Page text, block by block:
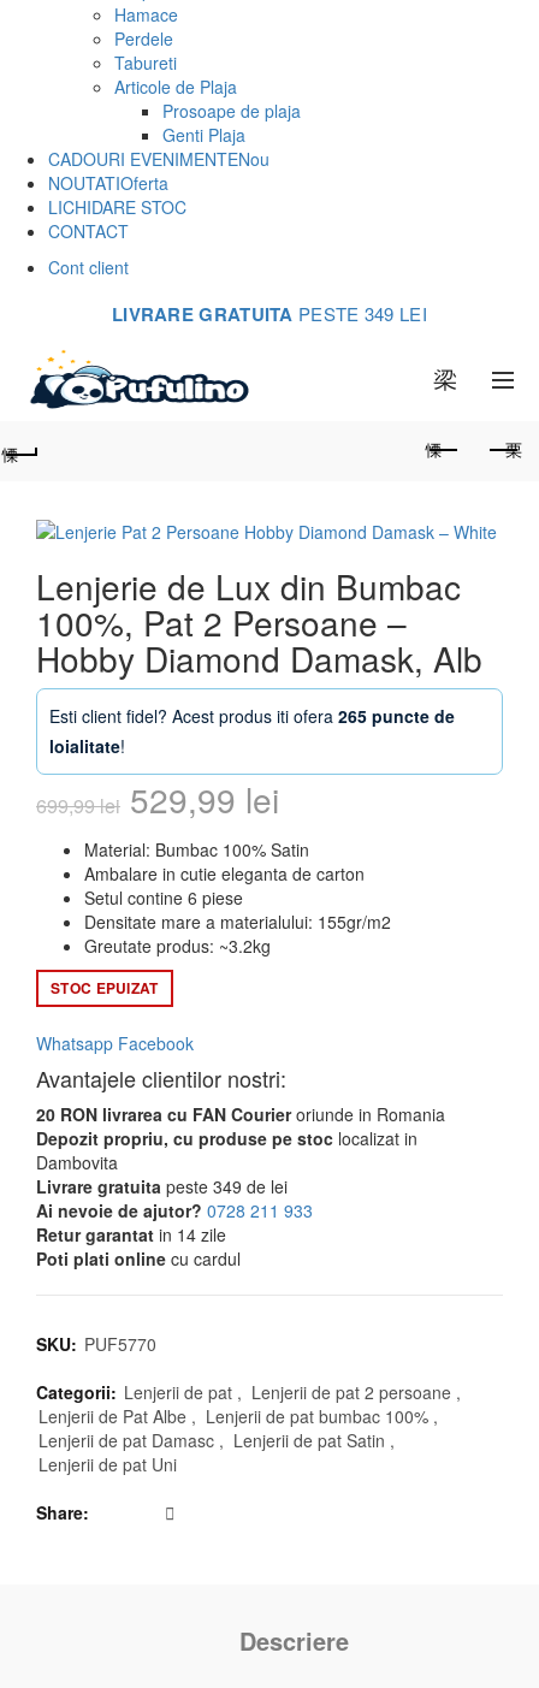
Hamace
Perdele
Tabureti
Articole de Plaja
Prosoape de plaja
Genti Plaja
CADOURI EVENIMENTENou
NOUTATIOferta
LICHIDARE STOC
CONTACT
Cont client
LIVRARE GRATUITA PESTE 349 LEI
Lenjerie de Lux din Bumbac
100%, Pat 2 Persoane –
Hobby Diamond Damask, Alb
Esti client fidel? Acest produs iti ofera 265 puncte de
loialitate!
699,99lei Prețul
inițial
a
fost:
699,99 lei.
529,99 lei
curent
este:
529,99 lei.
Material: Bumbac 100% Satin
Ambalare in cutie eleganta de carton
Setul contine 6 piese
Densitate mare a materialului: 155gr/m2
Greutate produs: ~3.2kg
STOC EPUIZAT
Whatsapp Facebook
Avantajele clientilor nostri:
20 RON livrarea cu FAN Courieroriunde in Romania
Depozit propriu, cu produse pe stoc localizat in
Dambovita
Livrare gratuita peste 349 de lei
Ai nevoie de ajutor? 0728 211 933
Retur garantat in 14 zile
Poti plati online cu cardul
SKU: PUF5770
Categorii: Lenjerii de pat , Lenjerii de pat 2 persoane ,
Lenjerii de Pat Albe , Lenjerii de pat bumbac 100% ,
Lenjerii de pat Damasc , Lenjerii de pat Satin ,
Lenjerii de pat Uni
Share
Descriere